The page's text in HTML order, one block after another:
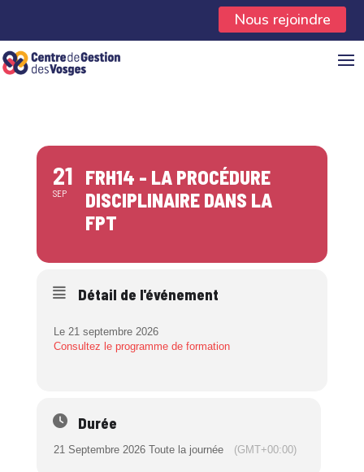
Nous rejoindre
21
SEP
FRH14 - LA PROCÉDURE
DISCIPLINAIRE DANS LA
FPT
Détail de l'événement
Le 21 septembre 2026
Consultez le programme de formation
Durée
21 Septembre 2026 Toute la journée (GMT+00:00)